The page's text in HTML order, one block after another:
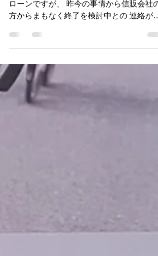
無金利ローンにつきまして
ローンですが、 昨今の事情から信販会社の
方からまもなく終了を検討中との 連絡が増
えております。 今は継続中ですが、3月初
で見直しがありそうです。 2月中のご契約
関しましては今まで通り２４回まで無金利
ステムを 使うことができます。...